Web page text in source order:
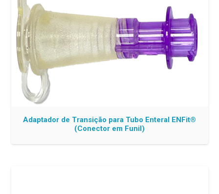
Adaptador de Transição para Tubo Enteral ENFit®
(Conector em Funil)